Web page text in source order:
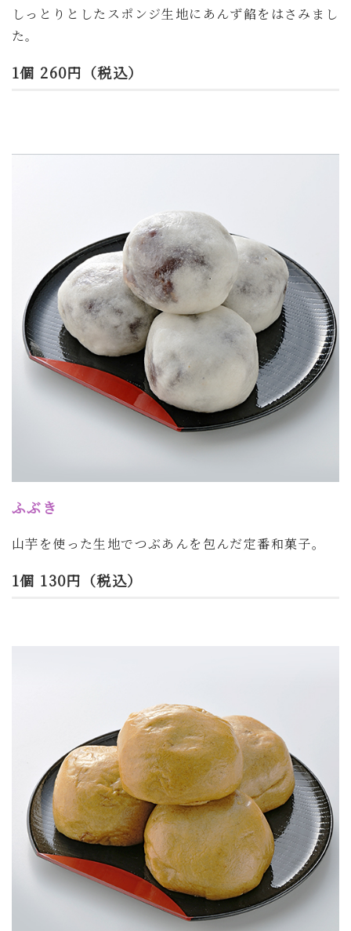
しっとりとしたスポンジ生地にあんず餡をはさみまし
た。
1個 260円（税込）
ふぶき
山芋を使った生地でつぶあんを包んだ定番和菓子。
1個 130円（税込）